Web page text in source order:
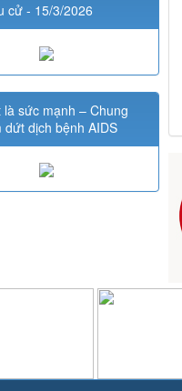
cử - 15/3/2026
sức mạnh – Chung
dứt dịch bệnh AIDS